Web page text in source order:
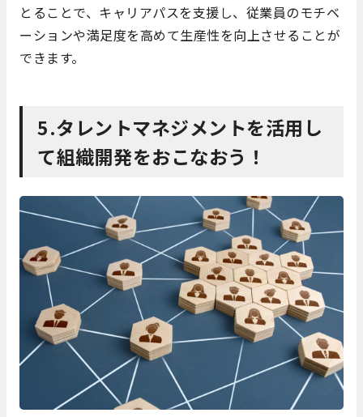
とることで、キャリアパスを支援し、従業員のモチベ
ーションや満足度を高めて生産性を向上させることが
できます。
5.タレントマネジメントを活用し
て組織開発をおこなおう！